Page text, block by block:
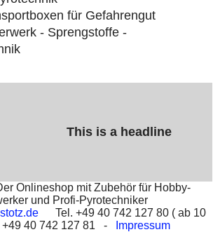
für Gefahrengut
- Sprengstoffe -
This is a headline
Onlineshop mit Zubehör für Hobby-
und Profi-Pyrotechniker
Tel. +49 40 742 127 80 ( ab 10
40 742 127 81 -
Impressum